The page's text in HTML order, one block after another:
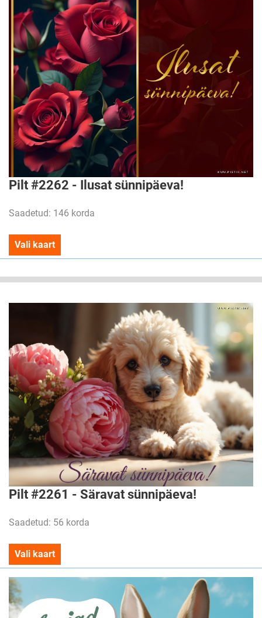
Pilt #2262 - Ilusat sünnipäeva!
Saadetud: 146 korda
Vali kaart
Pilt #2261 - Säravat sünnipäeva!
Saadetud: 56 korda
Vali kaart